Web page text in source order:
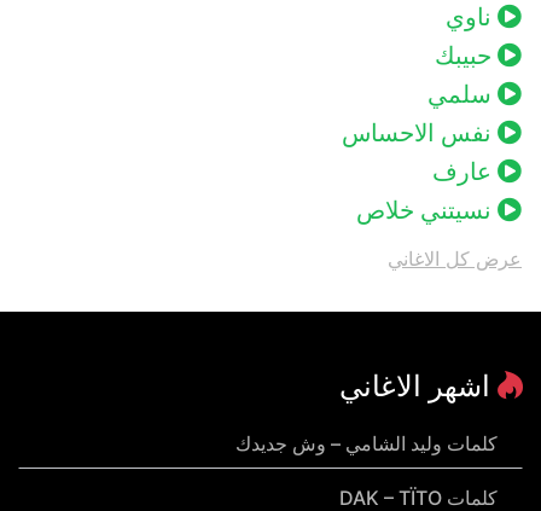
ناوي
حبيبك
سلمي
نفس الاحساس
عارف
نسيتني خلاص
عرض كل الاغاني
اشهر الاغاني
كلمات وليد الشامي – وش جديدك
كلمات DAK – TÏTO